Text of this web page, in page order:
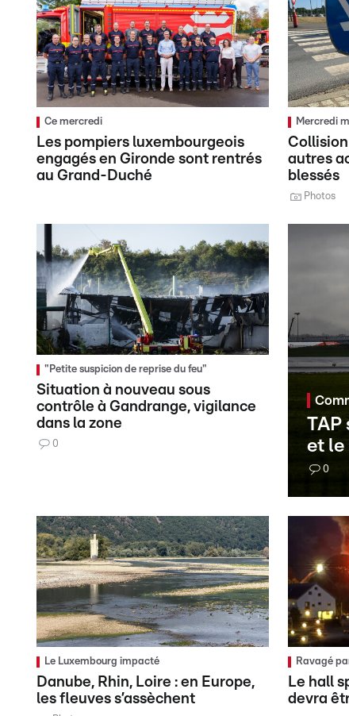
Ce mercredi
Les pompiers luxembourgeois
engagés en Gironde sont rentrés
au Grand-Duché
Mercredi
autres
blessés
Photos
"Petite suspicion de reprise du feu"
Situation à nouveau sous
contrôle à Gandrange, vigilance
dans la zone
0
TAP
et le
0
Le Luxembourg impacté
Danube, Rhin, Loire : en Europe,
les fleuves s’assèchent
Ravagé
Le hall
devra